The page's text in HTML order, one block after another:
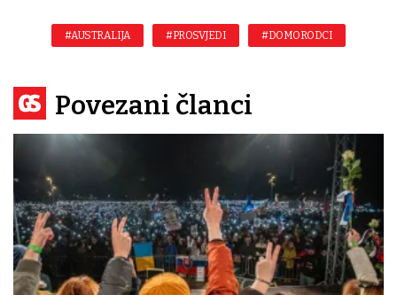
#AUSTRALIJA #PROSVJEDI #DOMORODCI
Povezani članci